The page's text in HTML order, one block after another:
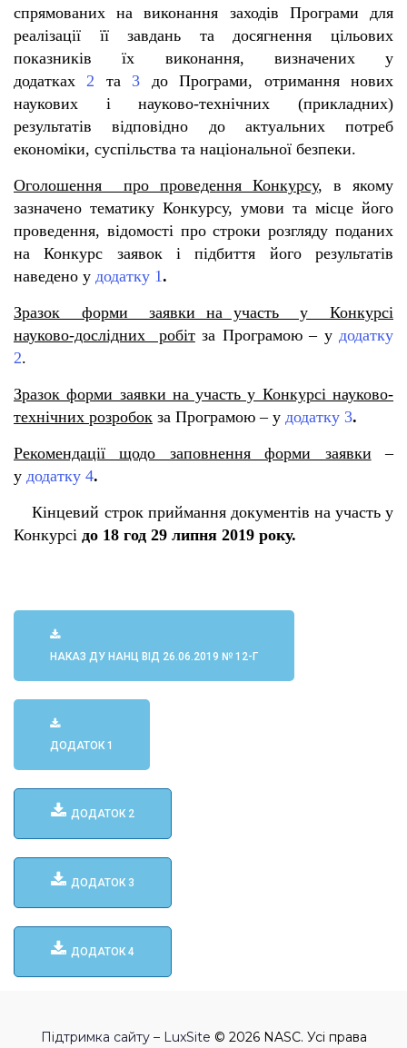
спрямованих на виконання заходів Програми для
реалізації її завдань та досягнення цільових
показників їх виконання, визначених у
додатках2 та3 до Програми, отримання нових
наукових і науково-технічних (прикладних)
результатів відповідно до актуальних потреб
економіки, суспільства та національної безпеки.
Оголошення про проведення Конкурсу, в якому
зазначено тематику Конкурсу, умови та місце його
проведення, відомості про строки розгляду поданих
на Конкурс заявок і підбиття його результатів
наведено у додатку 1.
Зразок форми заявки на участь у Конкурсі
науково-дослідних робітза Програмою – удодатку
2.
Зразок форми заявки на участь у Конкурсі науково-
технічних розробок за Програмою – у додатку 3.
Рекомендації щодо заповнення форми заявки –
у додатку 4.
Кінцевий строк приймання документів на участь у
Конкурсі до 18 год 29 липня 2019 року.
НАКАЗ ДУ НАНЦ ВІД 26.06.2019 № 12-Г
ДОДАТОК 1
ДОДАТОК 2
ДОДАТОК 3
ДОДАТОК 4
Підтримка сайту – LuxSite © 2026 NASC. Усі права